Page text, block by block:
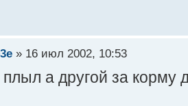
» 16 июл 2002, 10:53
а другой за корму